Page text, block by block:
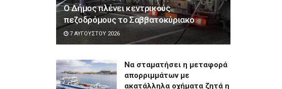
Ο Δήμος πλένει κεντρικούς
πεζοδρόμους το Σαββατοκύριακο
7 ΑΥΓΟΎΣΤΟΥ 2026
Να σταματήσει η μεταφορά
απορριμμάτων με
ακατάλληλα οχήματα ζητά η